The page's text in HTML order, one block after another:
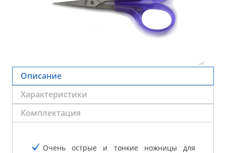
Описание
Характеристики
Комплектация
Очень острые и тонкие ножницы для